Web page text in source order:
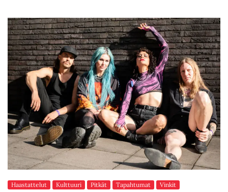
Haastattelut Kulttuuri Pitkät Tapahtumat Vinkit